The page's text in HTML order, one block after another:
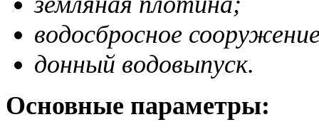
водосбросное
донный водовыпуск.
Основные параметры: